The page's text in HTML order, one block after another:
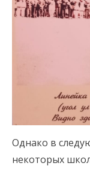
Однако в
некоторых